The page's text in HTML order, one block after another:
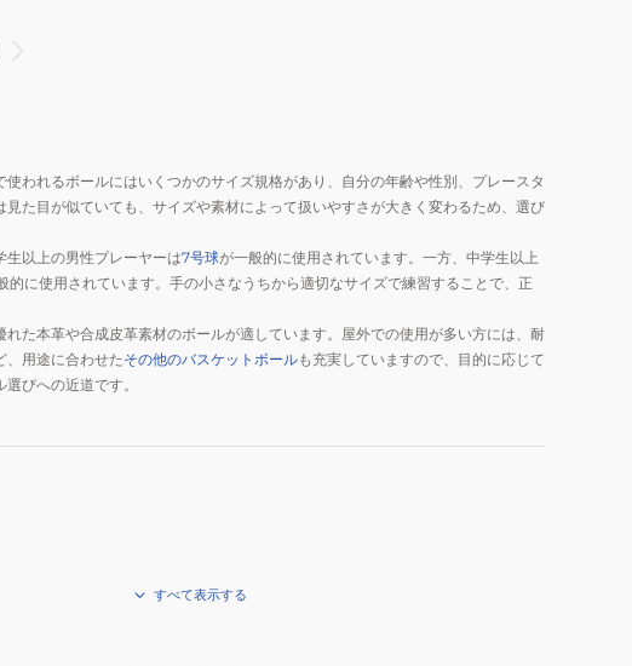
われるボールにはいくつかのサイズ規格があり、自分の年齢や性別、プレースタ
見た目が似ていても、サイズや素材によって扱いやすさが大きく変わるため、選び
以上の男性プレーヤーは7号球が一般的に使用されています。一方、中学生以上
的に使用されています。手の小さなうちから適切なサイズで練習することで、正
た本革や合成皮革素材のボールが適しています。屋外での使用が多い方には、耐
、用途に合わせたその他のバスケットボールも充実していますので、目的に応じて
びへの近道です。
すべて表示する